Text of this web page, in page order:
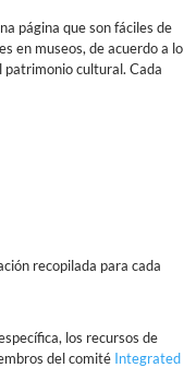
página que son fáciles de
en museos, de acuerdo a lo
patrimonio cultural. Cada
recopilada para cada
los recursos de
del comité Integrated